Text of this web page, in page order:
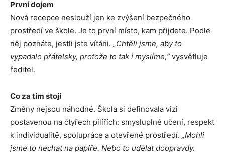
První dojem
Nová recepce neslouží jen ke zvýšení bezpečného
prostředí ve škole. Je to první místo, kam přijdete. Podle
něj poznáte, jestli jste vítáni. „Chtěli jsme, aby to
vypadalo přátelsky, protože to tak i myslíme,“vysvětluje
ředitel.
Co za tím stojí
Změny nejsou náhodné. Škola si definovala vizi
postavenou na čtyřech pilířích: smysluplné učení, respekt
k individualitě, spolupráce a otevřené prostředí. „Mohli
jsme to nechat na papíře. Nebo to udělat doopravdy.